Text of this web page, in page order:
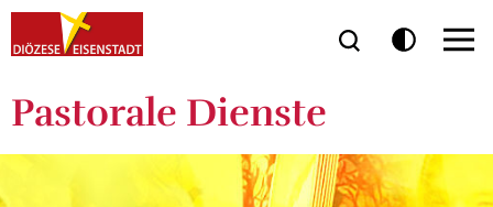
Pastorale Dienste